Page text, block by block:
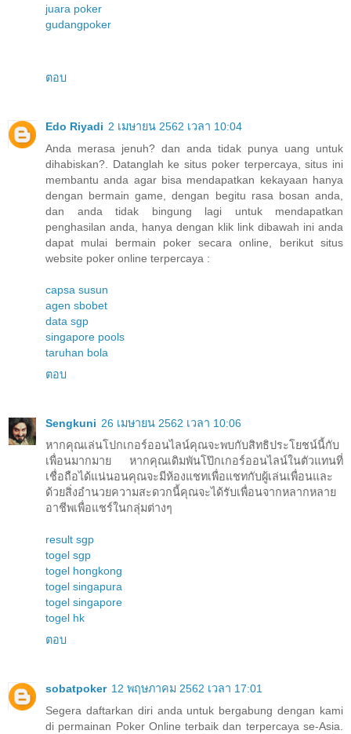
juara poker
gudangpoker
ตอบ
Edo Riyadi 2 เมษายน 2562 เวลา 10:04
Anda merasa jenuh? dan anda tidak punya uang untuk
dihabiskan?. Datanglah ke situs poker terpercaya, situs ini
membantu anda agar bisa mendapatkan kekayaan hanya
dengan bermain game, dengan begitu rasa bosan anda,
dan anda tidak bingung lagi untuk mendapatkan
penghasilan anda, hanya dengan klik link dibawah ini anda
dapat mulai bermain poker secara online, berikut situs
website poker online terpercaya :
capsa susun
agen sbobet
data sgp
singapore pools
taruhan bola
ตอบ
Sengkuni 26 เมษายน 2562 เวลา 10:06
หากคุณเล่นโปกเกอร์ออนไลน์คุณจะพบกับสิทธิประโยชน์นี้กับ
เพื่อนมากมาย หากคุณเดิมพันโป๊กเกอร์ออนไลน์ในตัวแทนที่
เชื่อถือได้แน่นอนคุณจะมีห้องแชทเพื่อแชทกับผู้เล่นเพื่อนและ
ด้วยสิ่งอำนวยความสะดวกนี้คุณจะได้รับเพื่อนจากหลากหลาย
อาชีพเพื่อแชร์ในกลุ่มต่างๆ
result sgp
togel sgp
togel hongkong
togel singapura
togel singapore
togel hk
ตอบ
sobatpoker 12 พฤษภาคม 2562 เวลา 17:01
Segera daftarkan diri anda untuk bergabung dengan kami
di permainan Poker Online terbaik dan terpercaya se-Asia.